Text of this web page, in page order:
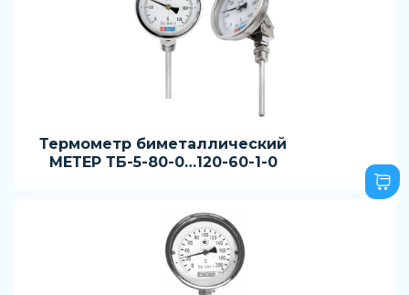
Термометр биметаллический
МЕТЕР ТБ-5-80-0…120-60-1-0